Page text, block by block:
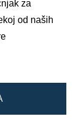
za
od naših